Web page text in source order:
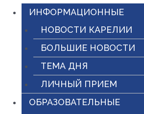
ИНФОРМАЦИОННЫЕ
НОВОСТИ КАРЕЛИИ
БОЛЬШИЕ НОВОСТИ
ТЕМА ДНЯ
ЛИЧНЫЙ ПРИЕМ
ОБРАЗОВАТЕЛЬНЫЕ